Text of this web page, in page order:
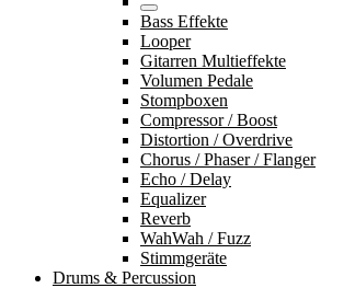
Bass Effekte
Looper
Gitarren Multieffekte
Volumen Pedale
Stompboxen
Compressor / Boost
Distortion / Overdrive
Chorus / Phaser / Flanger
Echo / Delay
Equalizer
Reverb
WahWah / Fuzz
Stimmgeräte
Drums & Percussion